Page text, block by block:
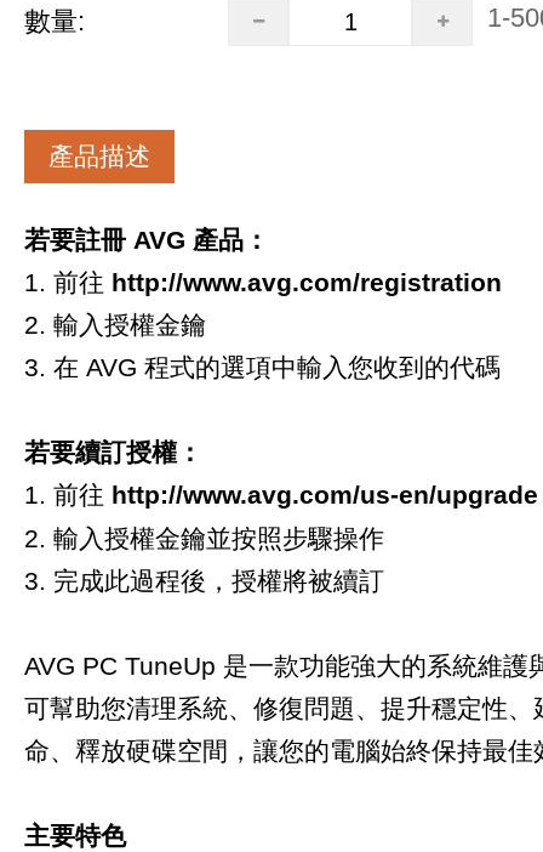
數量: 1-
產品描述
若要註冊 AVG 產品：
1. 前往 http://www.avg.com/registration
2. 輸入授權金鑰
3. 在 AVG 程式的選項中輸入您收到的代碼
若要續訂授權：
1. 前往 http://www.avg.com/us-en/upgrade
2. 輸入授權金鑰並按照步驟操作
3. 完成此過程後，授權將被續訂
AVG PC TuneUp 是一款功能強大的系統維護
可幫助您清理系統、修復問題、提升穩定性、
命、釋放硬碟空間，讓您的電腦始終保持最佳
主要特色